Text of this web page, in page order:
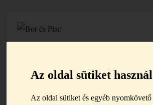
Az oldal sütiket használ
Az oldal sütiket és egyéb nyomkövető